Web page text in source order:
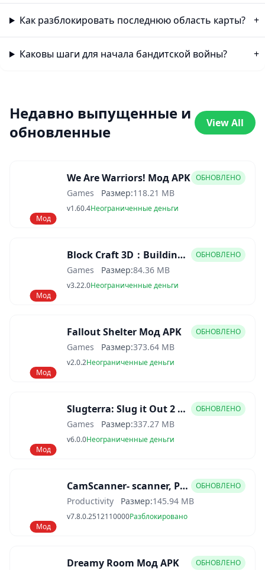
Как разблокировать последнюю область карты?
Каковы шаги для начала бандитской войны?
Недавно выпущенные и
обновленные
View All
Мод
We Are Warriors! Мод APK ОБНОВЛЕНО
Games Размер:118.21 MB
v1.60.4Неограниченные деньги
Мод
Block Craft 3D：Building Game Мод APK ОБНОВЛЕНО
Games Размер:84.36 MB
v3.22.0Неограниченные деньги
Мод
Fallout Shelter Мод APK ОБНОВЛЕНО
Games Размер:373.64 MB
v2.0.2Неограниченные деньги
Мод
Slugterra: Slug it Out 2 Мод APK ОБНОВЛЕНО
Games Размер:337.27 MB
v6.0.0Неограниченные деньги
Мод
CamScanner- scanner, PDF maker Мод APK ОБНОВЛЕНО
Productivity Размер:145.94 MB
v7.8.0.2512110000Разблокировано
Dreamy Room Мод APK ОБНОВЛЕНО